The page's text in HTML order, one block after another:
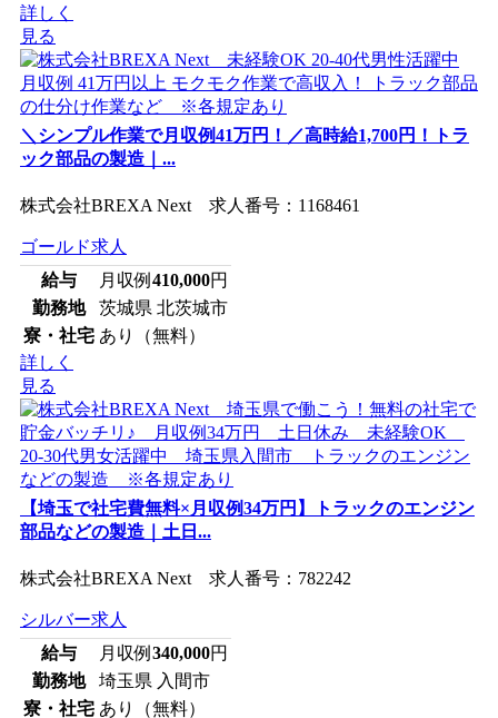
詳しく
見る
＼シンプル作業で月収例41万円！／高時給1,700円！トラ
ック部品の製造｜...
株式会社BREXA Next 求人番号：1168461
ゴールド求人
給与
月収例 410,000円
勤務地
茨城県 北茨城市
寮・社宅 あり（無料）
詳しく
見る
【埼玉で社宅費無料×月収例34万円】トラックのエンジン
部品などの製造｜土日...
株式会社BREXA Next 求人番号：782242
シルバー求人
給与
月収例 340,000円
勤務地
埼玉県 入間市
寮・社宅 あり（無料）